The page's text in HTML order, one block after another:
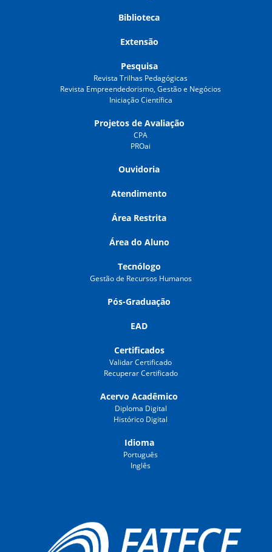
Biblioteca
Extensão
Pesquisa
Revista Trilhas Pedagógicas
Revista Empreendedorismo, Gestão e Negócios
Iniciação Científica
Projetos de Avaliação
CPA
PROai
Ouvidoria
Atendimento
Área Restrita
Área do Aluno
Tecnólogo
Gestão de Recursos Humanos
Pós-Graduação
EAD
Certificados
Validar Certificado
Recuperar Certificado
Acervo Acadêmico
Diploma Digital
Histórico Digital
Idioma
Português
Inglês